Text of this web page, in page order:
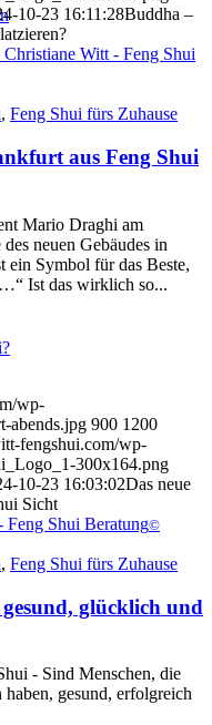
10-23 16:11:28Buddha –
, Feng Shui fürs Zuhause
aus Feng Shui
Mario Draghi am
neuen Gebäudes in
Symbol für das Beste,
Ist das wirklich so...
wp-
abends.jpg 900 1200
fengshui.com/wp-
300x164.png
10-23 16:03:02Das neue
Sicht
©
, Feng Shui fürs Zuhause
glücklich und
- Sind Menschen, die
haben, gesund, erfolgreich